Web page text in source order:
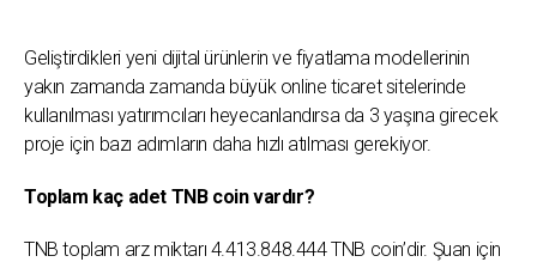
Geliştirdikleri yeni dijital ürünlerin ve fiyatlama modellerinin
yakın zamanda zamanda büyük online ticaret sitelerinde
kullanılması yatırımcıları heyecanlandırsa da 3 yaşına girecek
proje için bazı adımların daha hızlı atılması gerekiyor.
Toplam kaç adet TNB coin vardır?
TNB toplam arz miktarı 4.413.848.444 TNB coin’dir. Şuan için